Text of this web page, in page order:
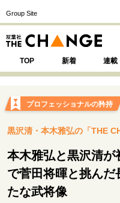
Group Site
TOP 新着 連載
注目の記事テーマで
サイトの核・哲学
運命を変えた出会い
プロフェッショナルの矜持
黒沢清・本木雅弘の「THE
本木雅弘と黒沢清が
で菅田将暉と挑ん
たな武将像